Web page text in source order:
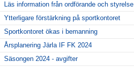
Läs information från ordförande och styrelse
Ytterligare förstärkning på sportkontoret
Sportkontoret ökas i bemanning
Årsplanering Järla IF FK 2024
Säsongen 2024 - avgifter